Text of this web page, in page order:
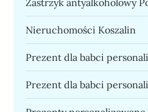
Zastrzyk antyalkoholowy
Nieruchomości Koszalin
Prezent dla babci
Prezent dla babci